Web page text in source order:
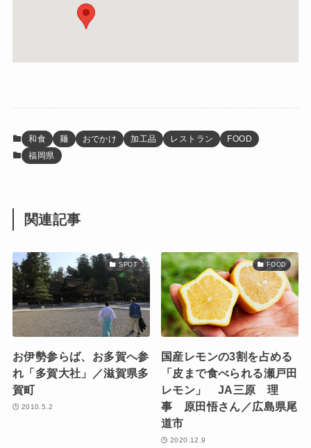
和食 麺 おでかけ 加工品 レストラン
FOOD
福岡県
関連記事
SPOT
お伊勢参らば、お多賀へ参
れ「多賀大社」／滋賀県多
賀町
2010.5.2
FOOD
国産レモンの3割を占める
「皮まで食べられる瀬戸田
レモン」 JA三原 理
事 原田悟さん／広島県尾
道市
2020.12.9